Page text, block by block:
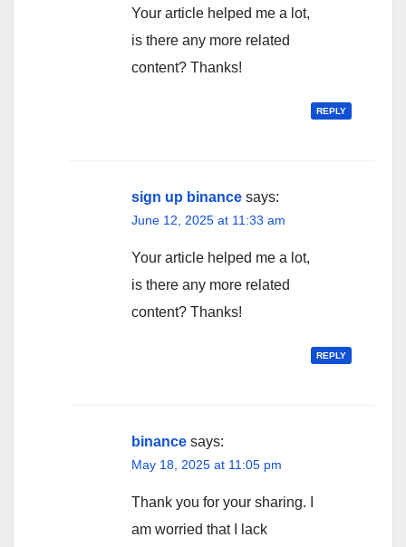
Your article helped me a lot,
is there any more related
content? Thanks!
REPLY
sign up binance says:
June 12, 2025 at 11:33 am
Your article helped me a lot,
is there any more related
content? Thanks!
REPLY
binance says:
May 18, 2025 at 11:05 pm
Thank you for your sharing. I
am worried that I lack